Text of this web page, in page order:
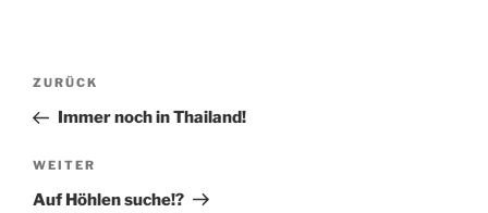
Beitragsnavigation
Vorheriger
Beitrag
ZURÜCK
Immer noch in Thailand!
Nächster
Beitrag
WEITER
Auf Höhlen suche!?